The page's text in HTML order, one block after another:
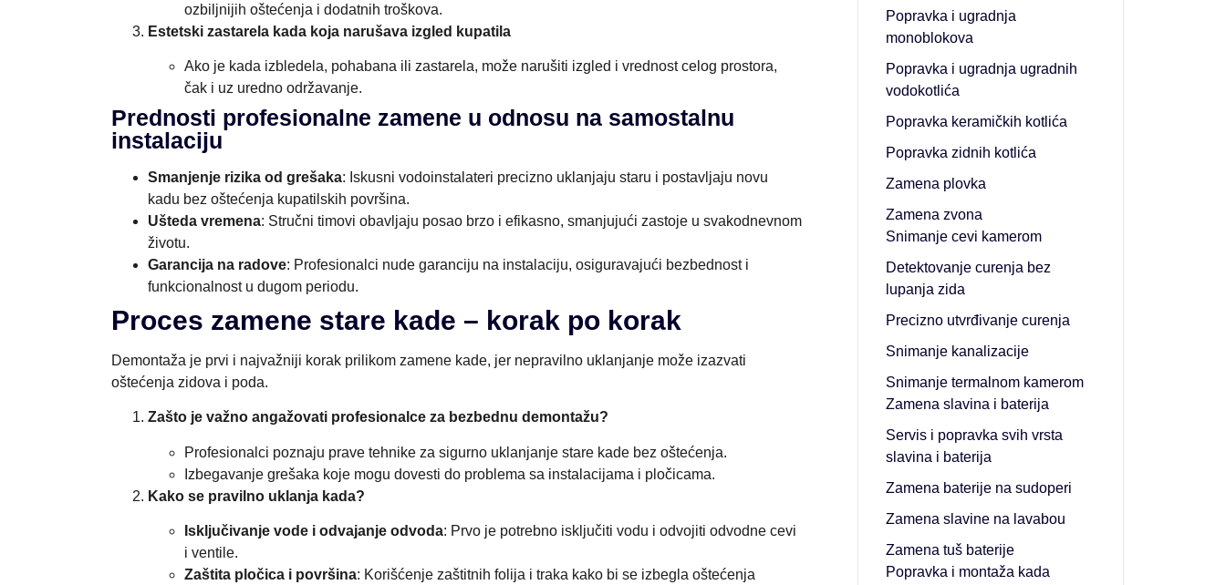
ozbiljnijih oštećenja i dodatnih troškova.
Estetski zastarela kada koja narušava izgled kupatila
Ako je kada izbledela, pohabana ili zastarela, može narušiti izgled i vrednost celog prostora,
čak i uz uredno održavanje.
Prednosti profesionalne zamene u odnosu na samostalnu
instalaciju
Smanjenje rizika od grešaka: Iskusni vodoinstalateri precizno uklanjaju staru i postavljaju novu
kadu bez oštećenja kupatilskih površina.
Ušteda vremena: Stručni timovi obavljaju posao brzo i efikasno, smanjujući zastoje u svakodnevnom
životu.
Garancija na radove: Profesionalci nude garanciju na instalaciju, osiguravajući bezbednost i
funkcionalnost u dugom periodu.
Proces zamene stare kade – korak po korak
Demontaža je prvi i najvažniji korak prilikom zamene kade, jer nepravilno uklanjanje može izazvati
oštećenja zidova i poda.
Zašto je važno angažovati profesionalce za bezbednu demontažu?
Profesionalci poznaju prave tehnike za sigurno uklanjanje stare kade bez oštećenja.
Izbegavanje grešaka koje mogu dovesti do problema sa instalacijama i pločicama.
Kako se pravilno uklanja kada?
Isključivanje vode i odvajanje odvoda: Prvo je potrebno isključiti vodu i odvojiti odvodne cevi
i ventile.
Zaštita pločica i površina: Korišćenje zaštitnih folija i traka kako bi se izbegla oštećenja
Popravka i ugradnja
monoblokova
Popravka i ugradnja ugradnih
vodokotlića
Popravka keramičkih kotlića
Popravka zidnih kotlića
Zamena plovka
Zamena zvona
Snimanje cevi kamerom
Detektovanje curenja bez
lupanja zida
Precizno utvrđivanje curenja
Snimanje kanalizacije
Snimanje termalnom kamerom
Zamena slavina i baterija
Servis i popravka svih vrsta
slavina i baterija
Zamena baterije na sudoperi
Zamena slavine na lavabou
Zamena tuš baterije
Popravka i montaža kada